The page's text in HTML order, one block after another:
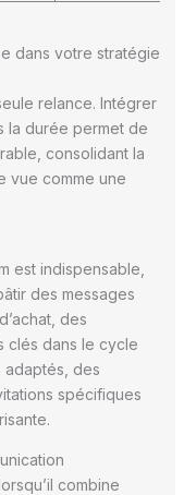
dans votre stratégie
relance. Intégrer
la durée permet de
consolidant la
vue comme une
est indispensable,
des messages
des
clés dans le cycle
adaptés, des
spécifiques
combine